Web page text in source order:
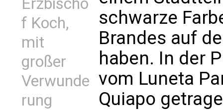
Erzbischo
f Koch,
mit
großer
Verwunde
rung
schwarze
Brandes auf
haben. In der
vom Luneta
Quiapo